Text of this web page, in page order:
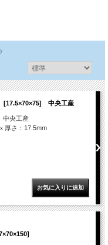
中央工産
央工産
厚さ：17.5mm